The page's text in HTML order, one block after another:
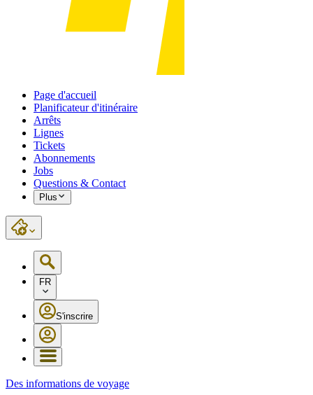
Page d'accueil
Planificateur d'itinéraire
Arrêts
Lignes
Tickets
Abonnements
Jobs
Questions & Contact
Plus
FR
S'inscrire
Des informations de voyage